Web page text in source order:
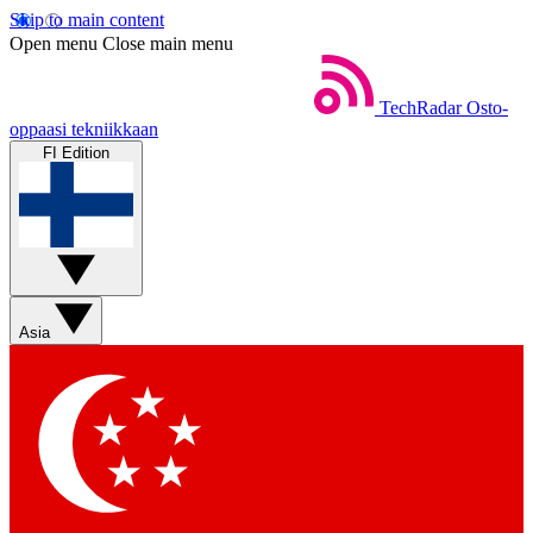
Skip to main content
Open menu Close main menu
TechRadar Osto-
oppaasi tekniikkaan
FI Edition
Asia